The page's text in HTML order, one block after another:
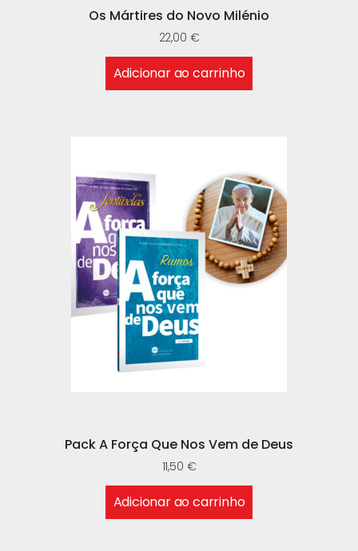
Os Mártires do Novo Milénio
22,00 €
Adicionar ao carrinho
Pack A Força Que Nos Vem de Deus
11,50 €
Adicionar ao carrinho